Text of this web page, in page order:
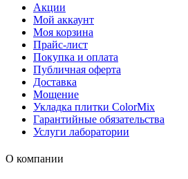
Акции
Мой аккаунт
Моя корзина
Прайс-лист
Покупка и оплата
Публичная оферта
Доставка
Мощение
Укладка плитки ColorMix
Гарантийные обязательства
Услуги лаборатории
О компании